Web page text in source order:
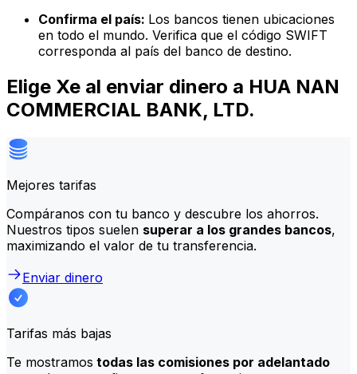
Confirma el país: Los bancos tienen ubicaciones
en todo el mundo. Verifica que el código SWIFT
corresponda al país del banco de destino.
Elige Xe al enviar dinero a HUA NAN
COMMERCIAL BANK, LTD.
Mejores tarifas
Compáranos con tu banco y descubre los ahorros.
Nuestros tipos suelen superar a los grandes bancos,
maximizando el valor de tu transferencia.
Enviar dinero
Tarifas más bajas
Te mostramos todas las comisiones por adelantado